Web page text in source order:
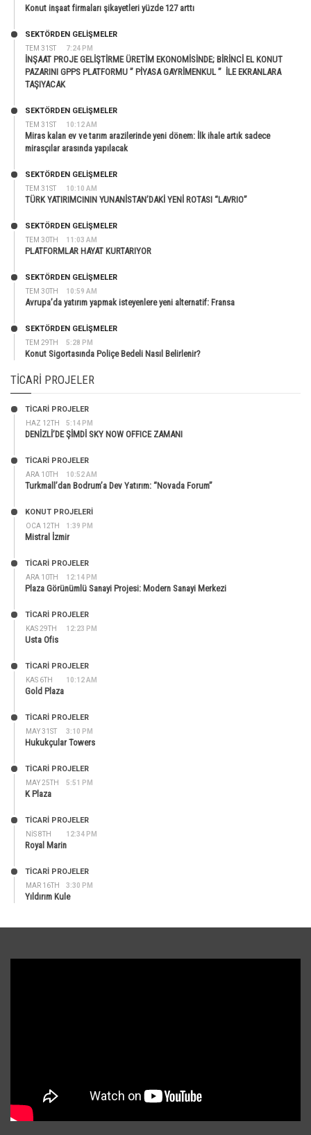
Konut inşaat firmaları şikayetleri yüzde 127 arttı
TEM 31ST 7:24 PM
SEKTÖRDEN GELIŞMELER
İNŞAAT PROJE GELİŞTİRME ÜRETİM EKONOMİSİNDE; BİRİNCİ EL KONUT
PAZARINI GPPS PLATFORMU ” PİYASA GAYRİMENKUL ” İLE EKRANLARA
TAŞIYACAK
TEM 31ST 10:12 AM
SEKTÖRDEN GELIŞMELER
Miras kalan ev ve tarım arazilerinde yeni dönem: İlk ihale artık sadece
mirasçılar arasında yapılacak
TEM 31ST 10:10 AM
SEKTÖRDEN GELIŞMELER
TÜRK YATIRIMCININ YUNANİSTAN’DAKİ YENİ ROTASI “LAVRIO”
TEM 30TH 11:03 AM
SEKTÖRDEN GELIŞMELER
PLATFORMLAR HAYAT KURTARIYOR
TEM 30TH 10:59 AM
SEKTÖRDEN GELIŞMELER
Avrupa’da yatırım yapmak isteyenlere yeni alternatif: Fransa
TEM 29TH 5:28 PM
SEKTÖRDEN GELIŞMELER
Konut Sigortasında Poliçe Bedeli Nasıl Belirlenir?
TICARI PROJELER
HAZ 12TH 5:14 PM
TİCARİ PROJELER
DENİZLİ’DE ŞİMDİ SKY NOW OFFICE ZAMANI
ARA 10TH 10:52 AM
TİCARİ PROJELER
Turkmall’dan Bodrum’a Dev Yatırım: “Novada Forum”
OCA 12TH 1:39 PM
KONUT PROJELERI
Mistral İzmir
ARA 10TH 12:14 PM
TİCARİ PROJELER
Plaza Görünümlü Sanayi Projesi: Modern Sanayi Merkezi
KAS 29TH 12:23 PM
TİCARİ PROJELER
Usta Ofis
KAS 6TH 10:12 AM
TİCARİ PROJELER
Gold Plaza
MAY 31ST 3:10 PM
TİCARİ PROJELER
Hukukçular Towers
MAY 25TH 5:51 PM
TİCARİ PROJELER
K Plaza
NIS 8TH 12:34 PM
TİCARİ PROJELER
Royal Marin
MAR 16TH 3:30 PM
TİCARİ PROJELER
Yıldırım Kule